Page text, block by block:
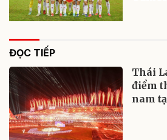
ĐỌC TIẾP
Thái
điểm
nam